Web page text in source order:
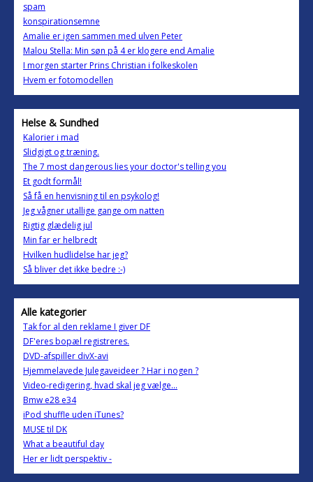
spam
konspirationsemne
Amalie er igen sammen med ulven Peter
Malou Stella: Min søn på 4 er klogere end Amalie
I morgen starter Prins Christian i folkeskolen
Hvem er fotomodellen
Helse & Sundhed
Kalorier i mad
Slidgigt og træning.
The 7 most dangerous lies your doctor's telling you
Et godt formål!
Så få en henvisning til en psykolog!
Jeg vågner utallige gange om natten
Rigtig glædelig jul
Min far er helbredt
Hvilken hudlidelse har jeg?
Så bliver det ikke bedre :-)
Alle kategorier
Tak for al den reklame I giver DF
DF'eres bopæl registreres.
DVD-afspiller divX-avi
Hjemmelavede Julegaveideer ? Har i nogen ?
Video-redigering, hvad skal jeg vælge...
Bmw e28 e34
iPod shuffle uden iTunes?
MUSE til DK
What a beautiful day
Her er lidt perspektiv -